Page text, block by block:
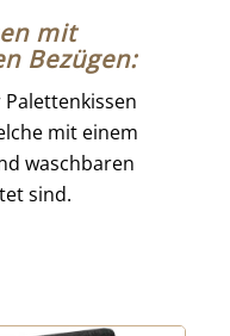
mit
Bezügen:
mit einem
waschbaren
sind.